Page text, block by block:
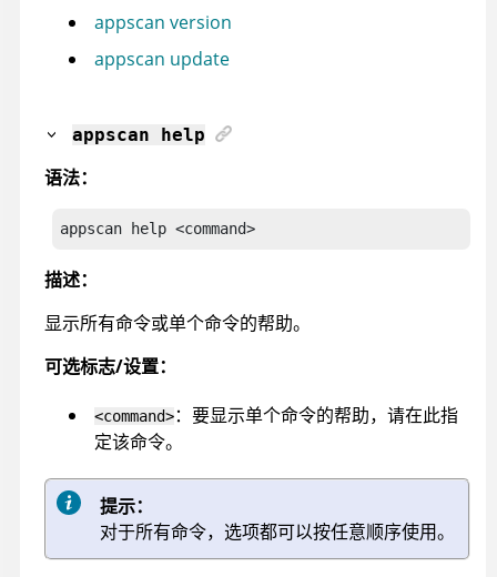
appscan version
appscan update
appscan help
语法：
appscan help <command>
描述：
显示所有命令或单个命令的帮助。
可选标志/设置：
<command>：要显示单个命令的帮助，请在此指
定该命令。
提示：
对于所有命令，选项都可以按任意顺序使用。